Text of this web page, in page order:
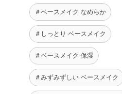
ル・ポリヒドロキシステアリン
ジメチルシロキシエチルジメチ
フェノキシエタノール・マイカ
酸化鉄
◆SILKY BALM STICK
ジメチコン・水・パラフィン・
セレシン・ポリシリコーン－11
＃ベースメイク なめらか
＃しっとり ベースメイク
＃ベースメイク 保湿
＃みずみずしい ベースメイク